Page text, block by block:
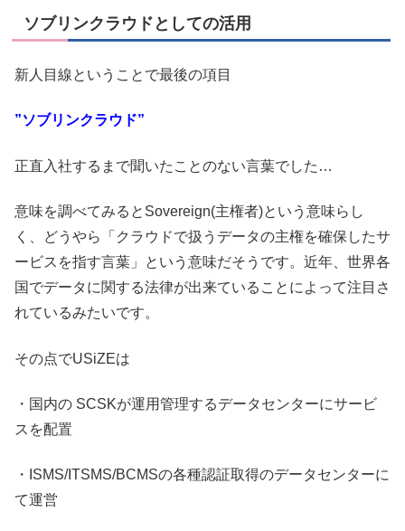
ソブリンクラウドとしての活用
新人目線ということで最後の項目
”ソブリンクラウド”
正直入社するまで聞いたことのない言葉でした…
意味を調べてみるとSovereign(主権者)という意味らし
く、どうやら「クラウドで扱うデータの主権を確保したサ
ービスを指す言葉」という意味だそうです。近年、世界各
国でデータに関する法律が出来ていることによって注目さ
れているみたいです。
その点でUSiZEは
・国内の SCSKが運用管理するデータセンターにサービ
スを配置
・ISMS/ITSMS/BCMSの各種認証取得のデータセンターに
て運営